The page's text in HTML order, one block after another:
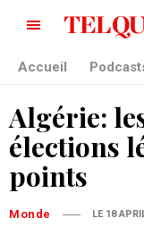
Accueil
Algérie:
élections
points
Monde LE 18